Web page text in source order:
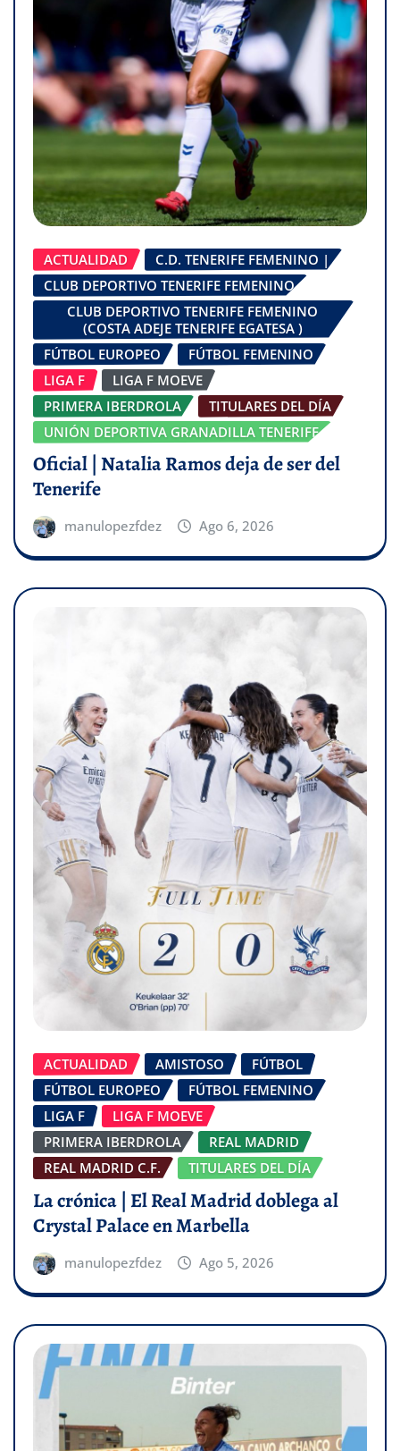
ACTUALIDAD
C.D. TENERIFE FEMENINO |
CLUB DEPORTIVO TENERIFE FEMENINO
CLUB DEPORTIVO TENERIFE FEMENINO
(COSTA ADEJE TENERIFE EGATESA )
FÚTBOL EUROPEO
FÚTBOL FEMENINO
LIGA F
LIGA F MOEVE
PRIMERA IBERDROLA
TITULARES DEL DÍA
UNIÓN DEPORTIVA GRANADILLA TENERIFE
Oficial | Natalia Ramos deja de ser del
Tenerife
manulopezfdez Ago 6, 2026
ACTUALIDAD AMISTOSO
FÚTBOL
FÚTBOL EUROPEO
FÚTBOL FEMENINO
LIGA F
LIGA F MOEVE
PRIMERA IBERDROLA
REAL MADRID
REAL MADRID C.F.
TITULARES DEL DÍA
La crónica | El Real Madrid doblega al
Crystal Palace en Marbella
manulopezfdez Ago 5, 2026